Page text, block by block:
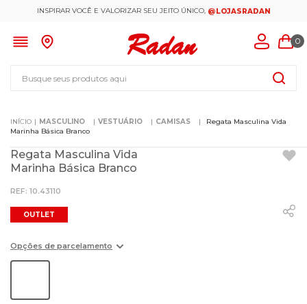
INSPIRAR VOCÊ E VALORIZAR SEU JEITO ÚNICO, @LOJASRADAN
0
MASCULINO VESTUÁRIO CAMISAS
Regata Masculina Vida
Marinha Básica Branco
Regata Masculina Vida
Marinha Básica Branco
: 10.43110
OUTLET
Opções de parcelamento